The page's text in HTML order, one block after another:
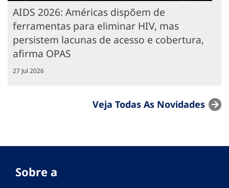
AIDS 2026: Américas dispõem de
ferramentas para eliminar HIV, mas
persistem lacunas de acesso e cobertura,
afirma OPAS
27 Jul 2026
Veja Todas As Novidades
Sobre a